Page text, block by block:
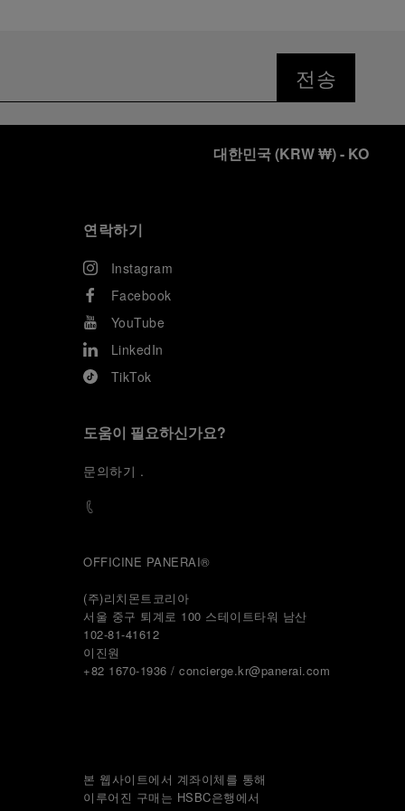
전송
대한민국(KRW ₩)- KO
연락하기
Instagram
Facebook
YouTube
LinkedIn
TikTok
도움이 필요하신가요?
문의하기 .
OFFICINE PANERAI®
(주)리치몬트코리아
서울 중구 퇴계로 100 스테이트타워 남산
102-81-41612
이진원
+82 1670-1936 / concierge.kr@panerai.com
본 웹사이트에서 계좌이체를 통해
이루어진 구매는 HSBC은행에서